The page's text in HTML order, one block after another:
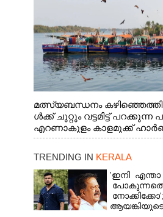
മത്സ്യബന്ധനം
ൾക്ക് ചുറ്റും വട്ടമിട്ട്
എറണാകുളം കാളമുക്ക്
ള്ള കാഴ്ച
TRENDING IN KERALA
'ഇനി
ആയങ്കിയുടെ